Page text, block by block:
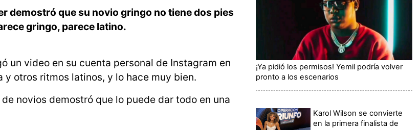
demostró que su novio gringo no tiene dos pies
gringo, parece latino.
un video en su cuenta personal de Instagram en
otros ritmos latinos, y lo hace muy bien.
novios demostró que lo puede dar todo en una
¡Ya pidió los permisos! Yemil podría volver
pronto a los escenarios
Karol Wilson se convierte
en la primera finalista de